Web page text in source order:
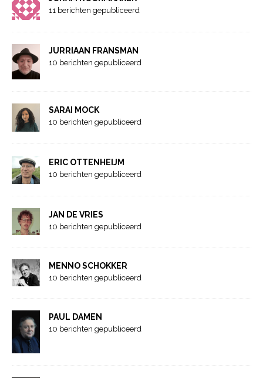
11 berichten gepubliceerd
JURRIAAN FRANSMAN
10 berichten gepubliceerd
SARAI MOCK
10 berichten gepubliceerd
ERIC OTTENHEIJM
10 berichten gepubliceerd
JAN DE VRIES
10 berichten gepubliceerd
MENNO SCHOKKER
10 berichten gepubliceerd
PAUL DAMEN
10 berichten gepubliceerd